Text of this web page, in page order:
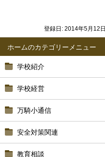
ホーム
学校紹介
学校経営
万騎小通信
安全対策関連
教育相談
登録日: 2014年5月12日